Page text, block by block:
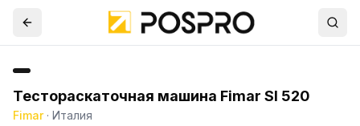
Тестораскаточная машина Fimar SI 520
Fimar· Италия